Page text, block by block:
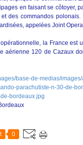
en faisant se côtoyer,
des commandos polonais.
appelées Joint
la France est
aérienne 120 de Cazaux
0